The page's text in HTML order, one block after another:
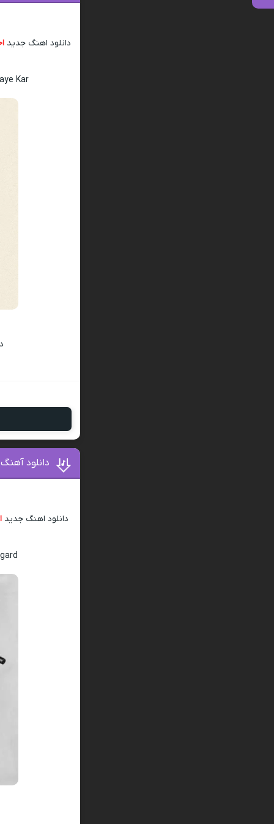
دانلود اهنگ جدید
Kar
دانلود
دانلود اهنگ جدید